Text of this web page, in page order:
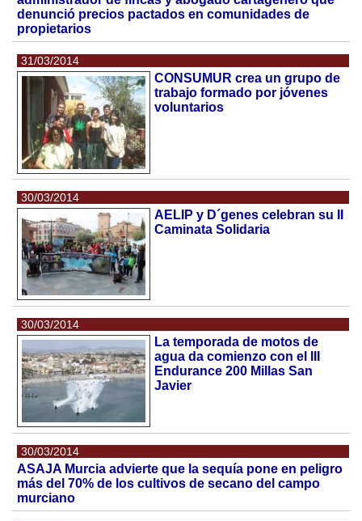
denunció precios pactados en comunidades de
propietarios
31/03/2014
CONSUMUR crea un grupo de
trabajo formado por jóvenes
voluntarios
30/03/2014
AELIP y D´genes celebran su II
Caminata Solidaria
30/03/2014
La temporada de motos de
agua da comienzo con el III
Endurance 200 Millas San
Javier
30/03/2014
ASAJA Murcia advierte que la sequía pone en peligro
más del 70% de los cultivos de secano del campo
murciano